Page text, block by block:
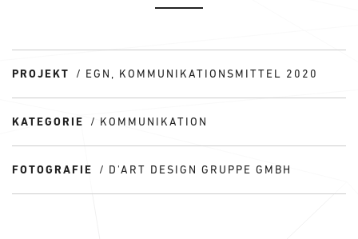
PROJEKT EGN, KOMMUNIKATIONSMITTEL 2020
KATEGORIE KOMMUNIKATION
FOTOGRAFIE D'ART DESIGN GRUPPE GMBH